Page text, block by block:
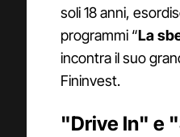
soli 18 anni,
programmi “La
incontra il suo
Fininvest.
"Drive In" e